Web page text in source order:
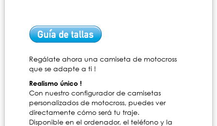
Regálate ahora una camiseta de motocross
que se adapte a ti !
Realismo único !
Con nuestro configurador de camisetas
personalizados de motocross, puedes ver
directamente cómo será tu traje.
Disponible en el ordenador, el teléfono y la